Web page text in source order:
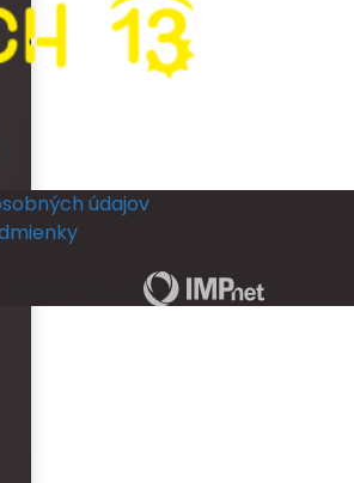
had no dedicated
room was
no full length mirror.
ready and I returned
ceremony. This really
The rooms run out of
údajov
RANCH 13 | by